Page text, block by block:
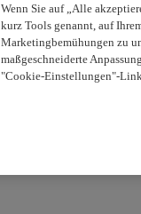
Wenn Sie auf „Alle
kurz Tools genannt, auf
Marketingbemühungen zu
maßgeschneiderte
"Cookie-Einstellungen"-Link